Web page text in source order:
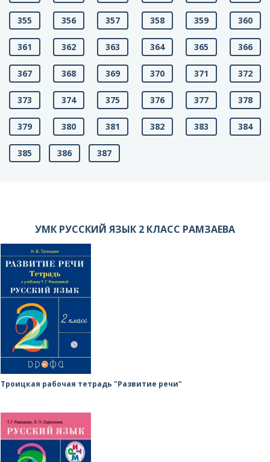
355 356 357 358 359 360
361 362 363 364 365 366
367 368 369 370 371 372
373 374 375 376 377 378
379 380 381 382 383 384
385 386 387
УМК РУССКИЙ ЯЗЫК 2 КЛАСС РАМЗАЕВА
Троицкая рабочая тетрадь "Развитие речи"